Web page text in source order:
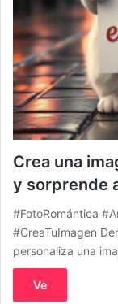
Crea una
y sorprende
#FotoRomántica
#CreaTuImagen
personaliza una
Ve